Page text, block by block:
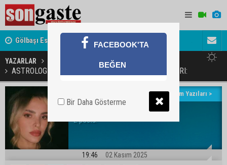
Gölbaşı Esnafının Sesi Ankara Kalkınma Ajansı'nda Avukat
akını
YAZARLAR
ASTROLOG ROJBİNSS - KASIM AYI BURÇ YORUMLARI:
E-posta:
Yazarın Tüm Yazıları >
19:46 02 Kasım 2025
FACEBOOK'TA
BEĞEN
Bir Daha Gösterme